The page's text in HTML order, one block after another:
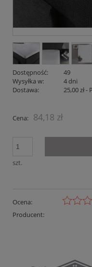
Dostępność:
49
Wysyłka w:
4 dni
Dostawa:
25,00 zł-
Cena nie zawiera
Cena: 84,18 zł
szt.
Ocena:
Producent: